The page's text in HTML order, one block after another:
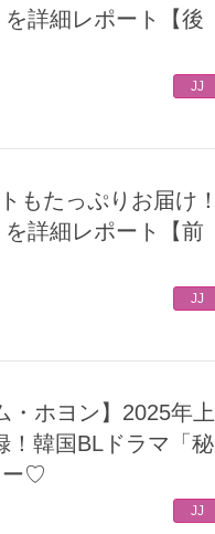
詳細レポート【後
JJ
詳細レポート【前
JJ
！韓国BLドラマ「秘
ー♡
JJ